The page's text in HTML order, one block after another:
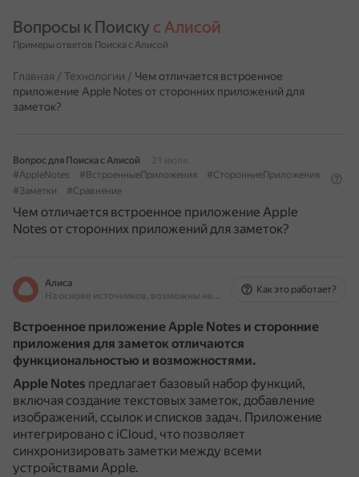
Вопросы к Поиску с Алисой
Примеры ответов Поиска с Алисой
Главная / Технологии / Чем отличается встроенное
приложение Apple Notes от сторонних приложений для
заметок?
Вопрос для Поиска с Алисой
21 июля
#AppleNotes
#ВстроенныеПриложения
#СторонниеПриложения
#Заметки
#Сравнение
Чем отличается встроенное приложение Apple
Notes от сторонних приложений для заметок?
Алиса
На основе источников, возможны неточности
Как это работает?
Встроенное приложение Apple Notes и сторонние
приложения для заметок отличаются
функциональностью и возможностями.
Apple Notes предлагает базовый набор функций,
включая создание текстовых заметок, добавление
изображений, ссылок и списков задач. Приложение
интегрировано с iCloud, что позволяет
синхронизировать заметки между всеми
устройствами Apple.